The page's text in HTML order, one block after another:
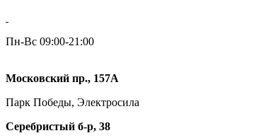
Пн-Вс 09:00-21:00
Московский пр., 157А
Парк Победы, Электросила
Серебристый б-р, 38